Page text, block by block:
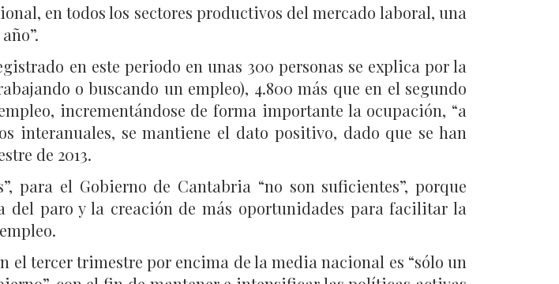
en todos los sectores productivos del mercado laboral, una
en este periodo en unas 300 personas se explica por la
o buscando un empleo), 4.800 más que en el segundo
incrementándose de forma importante la ocupación, “a
interanuales, se mantiene el dato positivo, dado que se han
de 2013.
para el Gobierno de Cantabria “no son suficientes”, porque
del paro y la creación de más oportunidades para facilitar la
tercer trimestre por encima de la media nacional es “sólo un